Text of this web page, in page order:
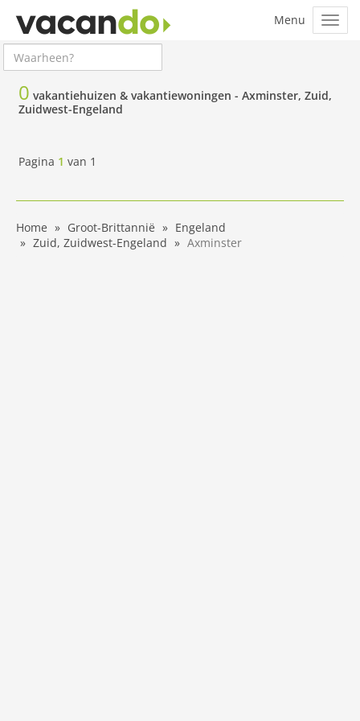
0 vakantiehuizen & vakantiewoningen - Axminster, Zuid,
Zuidwest-Engeland
Pagina 1 van 1
Home Groot-Brittannië
Engeland
Zuid, Zuidwest-Engeland
Axminster